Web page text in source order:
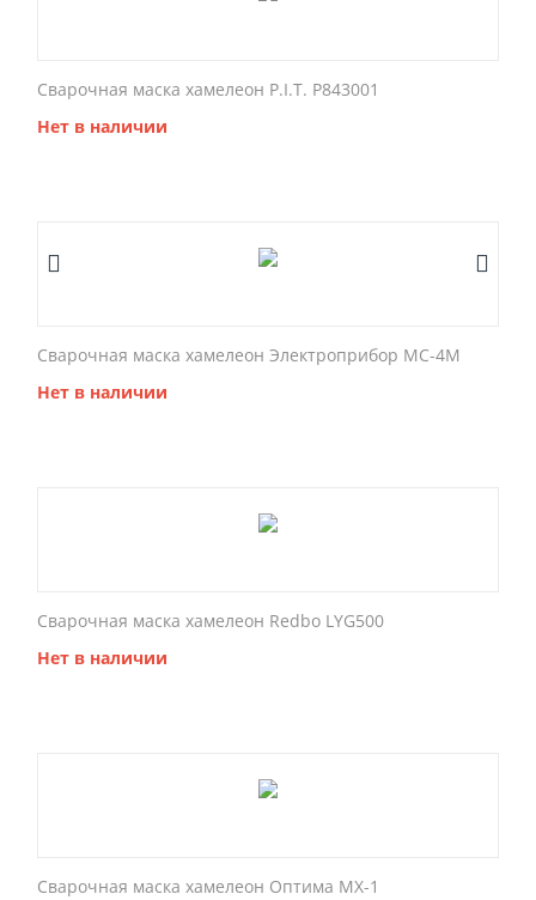
Сварочная маска хамелеон P.I.T. P843001
Нет в наличии
Сварочная маска хамелеон Электроприбор МС-4М
Нет в наличии
Сварочная маска хамелеон Redbo LYG500
Нет в наличии
Сварочная маска хамелеон Оптима МХ-1